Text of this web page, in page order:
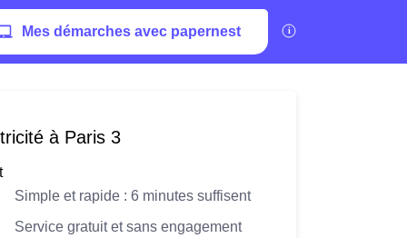
Mes démarches avec papernest
à Paris 3
Simple et rapide : 6 minutes suffisent
Service gratuit et sans engagement